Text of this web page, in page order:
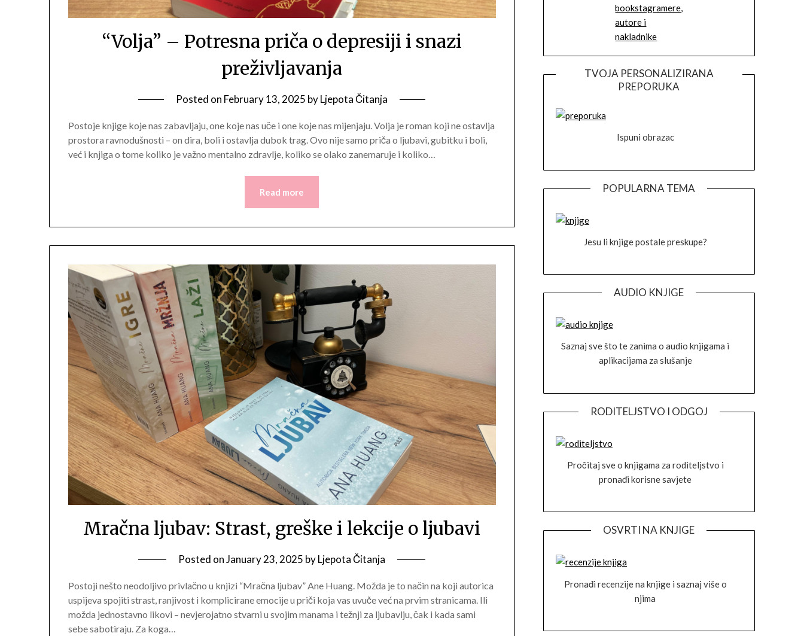
“Volja” – Potresna priča o depresiji i snazi
preživljavanja
Posted on February 13, 2025 byLjepota Čitanja
Postoje knjige koje nas zabavljaju, one koje nas uče i one koje nas mijenjaju. Volja je roman koji ne ostavlja
prostora ravnodušnosti – on dira, boli i ostavlja dubok trag. Ovo nije samo priča o ljubavi, gubitku i boli,
već i knjiga o tome koliko je važno mentalno zdravlje, koliko se olako zanemaruje i koliko…
Read more
Mračna ljubav: Strast, greške i lekcije o ljubavi
Posted onJanuary 23, 2025 byLjepota Čitanja
Postoji nešto neodoljivo privlačno u knjizi “Mračna ljubav” Ane Huang. Možda je to način na koji autorica
uspijeva spojiti strast, ranjivost i komplicirane emocije u priči koja vas uvuče već na prvim stranicama. Ili
možda jednostavno likovi – nevjerojatno stvarni u svojim manama i težnji za ljubavlju, čak i kada sami
sebe sabotiraju. Za koga…
bookstagramere,
autore i
nakladnike
TVOJA PERSONALIZIRANA
PREPORUKA
Ispuni obrazac
POPULARNA TEMA
Jesu li knjige postale preskupe?
AUDIO KNJIGE
Saznaj sve što te zanima o audio knjigama i
aplikacijama za slušanje
RODITELJSTVO I ODGOJ
Pročitaj sve o knjigama za roditeljstvo i
pronađi korisne savjete
OSVRTI NA KNJIGE
Pronađi recenzije na knjige i saznaj više o
njima